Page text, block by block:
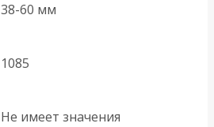
38-60 мм
1085
Не имеет значения